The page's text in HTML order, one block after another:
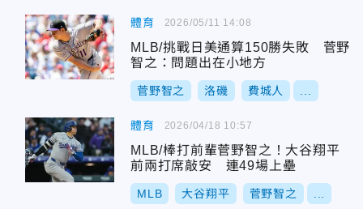
體育
MLB/挑戰日美通算150勝失敗 菅野
智之：問題出在小地方
菅野智之 洛磯 費城人
2026/05/11 14:08
體育
MLB/棒打前輩菅野智之！大谷翔平
前兩打席敲安 連49場上壘
MLB 大谷翔平 菅野智之
2026/04/18 10:57